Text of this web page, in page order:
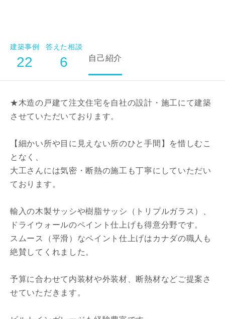
建築事例
22
答えた相談
6 自己紹介
★木造の戸建て注文住宅を自社の設計・施工にて建築
させていただいております。
【細かい所や目に見えない所のひと手間】を惜しむこ
となく、
大工さんには気密・断熱の施工も丁寧にしていただい
ております。
輸入の木製サッシや樹脂サッシ（トリプルガラス）、
ドライウォールのペイント仕上げも得意分野です。
スムース（平滑）なペイント仕上げはカナダの職人も
絶賛してくれました。
予算に合わせて内装材や外装材、断熱材などご提案さ
せていただきます。
ご住所
郵便番号
都道府県
市区町村
町名
番地、建物名
建築予定地